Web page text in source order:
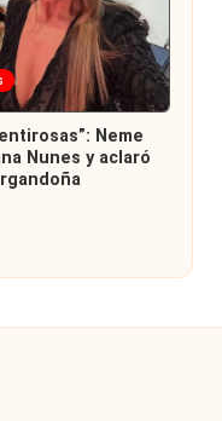
Neme
Nunes y aclaró